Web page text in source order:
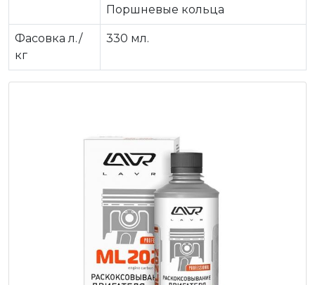
Поршневые кольца
Фасовка л./
кг
330 мл.